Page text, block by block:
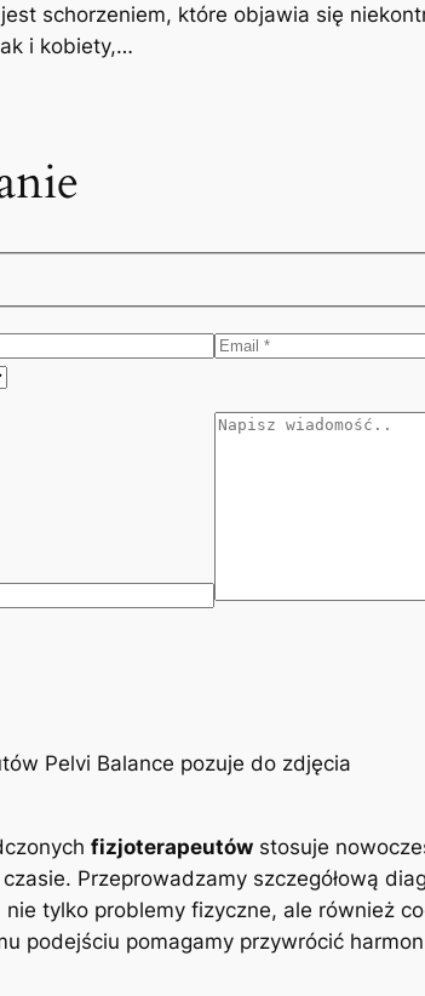
schorzeniem, które objawia się
i kobiety,…
fizjoterapeutów stosuje
Przeprowadzamy szczegółową
nie tylko problemy fizyczne, ale również
podejściu pomagamy przywrócić